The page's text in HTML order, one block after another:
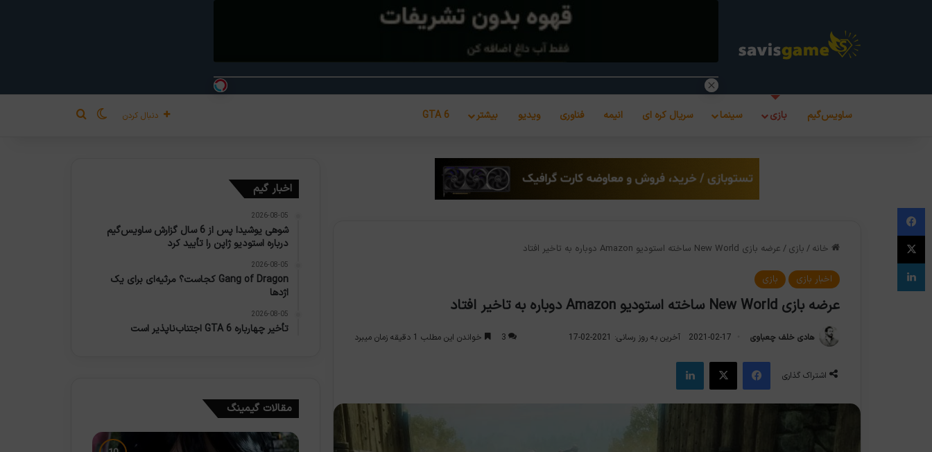
ساویس‌گیم بازی سینما سریال کره ای انیمه فناوری ویدیو بیشتر GTA 6 دنبال کردن تغییر پوسته
جستجو برای
خانه / بازی / عرضه بازی New World ساخته استودیو Amazon دوباره به تاخیر افتاد
اخبار بازی بازی
عرضه بازی New World ساخته استودیو Amazon دوباره به تاخیر افتاد
هادی خلف چعباوی 2021-02-17 آخرین به روز رسانی: 2021-02-17 3 خواندن این مطلب 1 دقیقه زمان میبرد
اشتراک گذاری
فیس بوک X لینکدین
اخبار گیم
2026-08-05
شوهی یوشیدا پس از 6 سال گزارش ساویس‌گیم
درباره استودیو ژاپن را تأیید کرد
2026-08-05
Gang of Dragon کجاست؟ مرثیه‌ای برای یک
اژدها
2026-08-05
تأخیر چهارباره GTA 6 اجتناب‌ناپذیر است
مقالات گیمینگ
فیس بوک
X
لینکدین